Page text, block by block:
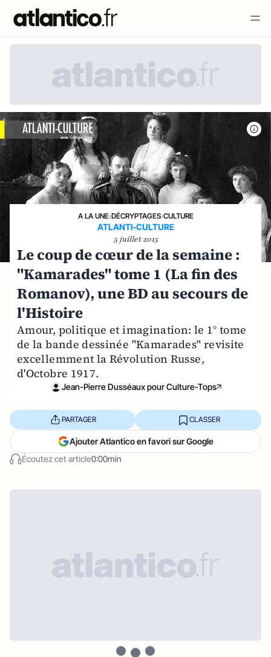
A LA UNE›DÉCRYPTAGES›CULTURE
ATLANTI-CULTURE
5 juillet 2015
Le coup de cœur de la semaine :
"Kamarades" tome 1 (La fin des
Romanov), une BD au secours de
l'Histoire
Amour, politique et imagination: le 1° tome
de la bande dessinée "Kamarades" revisite
excellemment la Révolution Russe,
d'Octobre 1917.
Jean-Pierre Dusséaux pour Culture-Tops
Écoutez cet article0:00min
PARTAGER CLASSER
Ajouter Atlantico en favori sur Google